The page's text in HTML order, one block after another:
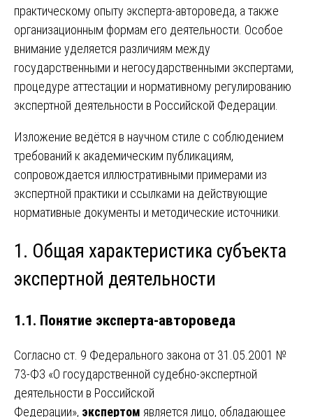
практическому опыту эксперта-автороведа, а также
организационным формам его деятельности. Особое
внимание уделяется различиям между
государственными и негосударственными экспертами,
процедуре аттестации и нормативному регулированию
экспертной деятельности в Российской Федерации.
Изложение ведётся в научном стиле с соблюдением
требований к академическим публикациям,
сопровождается иллюстративными примерами из
экспертной практики и ссылками на действующие
нормативные документы и методические источники.
1. Общая характеристика субъекта
экспертной деятельности
1.1. Понятие эксперта-автороведа
Согласно ст. 9 Федерального закона от 31.05.2001 №
73-ФЗ «О государственной судебно-экспертной
деятельности в Российской
Федерации», экспертом является лицо, обладающее